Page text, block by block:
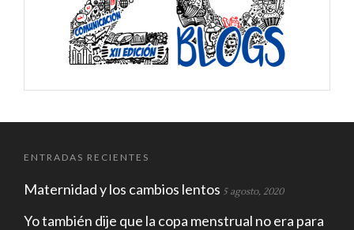
ENTRADAS RECIENTES
Maternidad y los cambios lentos 5 agosto, 2020
Yo también dije que la copa menstrual no era para